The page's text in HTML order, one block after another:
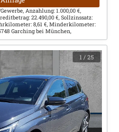
Anzahlung: 1.000,00 €,
22.490,00 €, Sollzinssatz:
8,61 €, Minderkilometer:
Garching bei München,
1/ 25